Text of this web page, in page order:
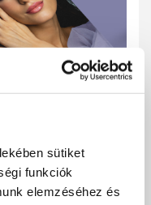
sütiket
funkciók
elemzéséhez és